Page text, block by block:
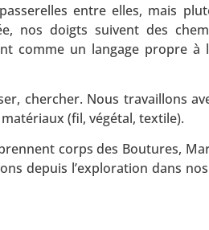
entre elles, mais
nos doigts suivent des
comme un langage propre
chercher. Nous travaillons
(fil, végétal, textile).
corps des Boutures,
depuis l’exploration dans